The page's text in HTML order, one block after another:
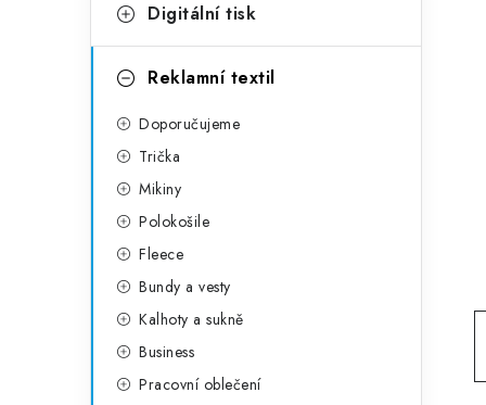
okategorie
a
Digitální tisk
Reklamní textil
Doporučujeme
Trička
Mikiny
Polokošile
Fleece
Bundy a vesty
Kalhoty a sukně
Business
Pracovní oblečení